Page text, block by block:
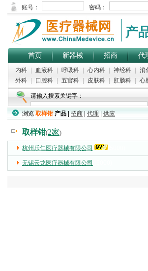
产
首页 新器械 招商 代
内科 血液科 呼吸科 心内科 神经科 消
外科
口腔科 五官科 皮肤科 肛肠科 心
请输入搜素关键字：
浏览 取样钳 产品 招商 代理 供应
取样钳(2家)
杭州乐仁医疗器械有限公司
无锡云龙医疗器械有限公司